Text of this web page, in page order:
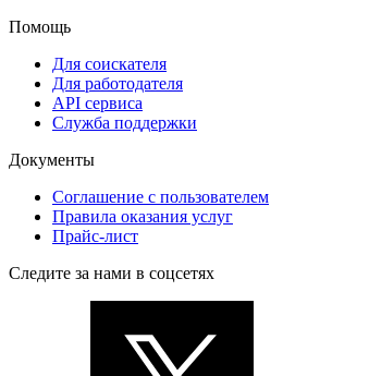
Помощь
Для соискателя
Для работодателя
API сервиса
Служба поддержки
Документы
Соглашение с пользователем
Правила оказания услуг
Прайс-лист
Следите за нами в соцсетях